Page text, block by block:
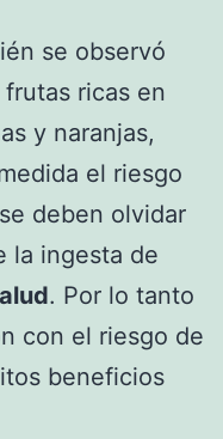
se observó
ricas en
y naranjas,
el riesgo
deben olvidar
la ingesta de
. Por lo tanto
con el riesgo de
beneficios